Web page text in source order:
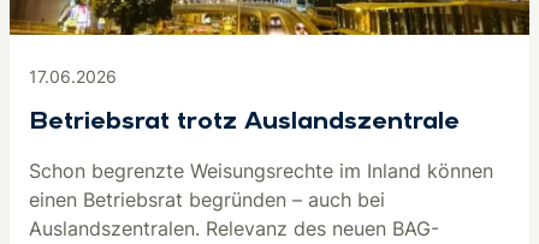
17.06.2026
Betriebsrat trotz Aus­lands­zen­tra­le
Schon begrenzte Weisungsrechte im Inland können
einen Betriebsrat begründen – auch bei
Auslandszentralen. Relevanz des neuen BAG-